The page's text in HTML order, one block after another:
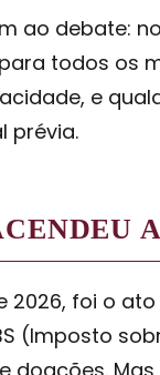
debate:
todos os
e
prévia.
2026, foi o
(Imposto